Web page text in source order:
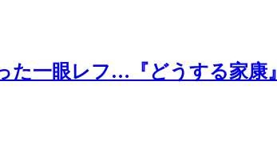
た一眼レフ…『どうする家康